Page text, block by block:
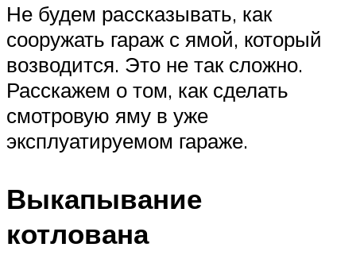
Не будем рассказывать, как
сооружать гараж с ямой, который
возводится. Это не так сложно.
Расскажем о том, как сделать
смотровую яму в уже
эксплуатируемом гараже.
Выкапывание
котлована